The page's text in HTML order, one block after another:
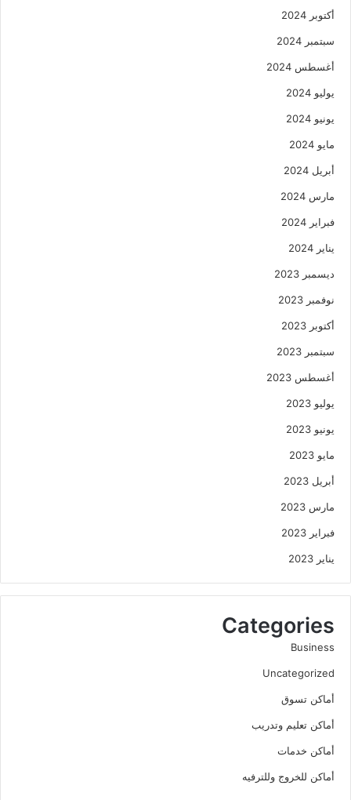
أكتوبر 2024
سبتمبر 2024
أغسطس 2024
يوليو 2024
يونيو 2024
مايو 2024
أبريل 2024
مارس 2024
فبراير 2024
يناير 2024
ديسمبر 2023
نوفمبر 2023
أكتوبر 2023
سبتمبر 2023
أغسطس 2023
يوليو 2023
يونيو 2023
مايو 2023
أبريل 2023
مارس 2023
فبراير 2023
يناير 2023
Categories
Business
Uncategorized
أماكن تسوق
أماكن تعليم وتدريب
أماكن خدمات
أماكن للخروج وللترفيه